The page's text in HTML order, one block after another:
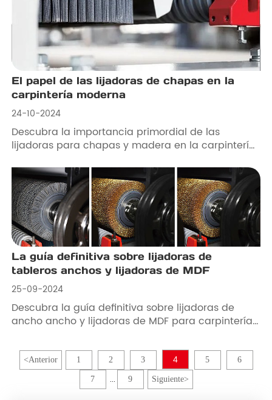
El papel de las lijadoras de chapas en la
carpintería moderna
24-10-2024
Descubra la importancia primordial de las
lijadoras para chapas y madera en la carpintería
de chapa hasta aplicaciones versátiles en varios
tipos de madera, estas máquinas garantizan
superficies impecables para la estética y la
funcionalidad. Invierta en los mejores equipos de
lijado de Motimac para obtener siempre
acabados de madera superiores.
La guía definitiva sobre lijadoras de
tableros anchos y lijadoras de MDF
25-09-2024
Descubra la guía definitiva sobre lijadoras de
ancho ancho y lijadoras de MDF para carpintería
herramientas eficientes y versátiles garantizan un
acabado suave y refinado en paneles grandes,
enchapados y MDF. Desde el lijado de precisión
hasta la eliminación del polvo, esta guía cubre
<Anterior 1 2 3 4 5 6
7 9 Siguiente>